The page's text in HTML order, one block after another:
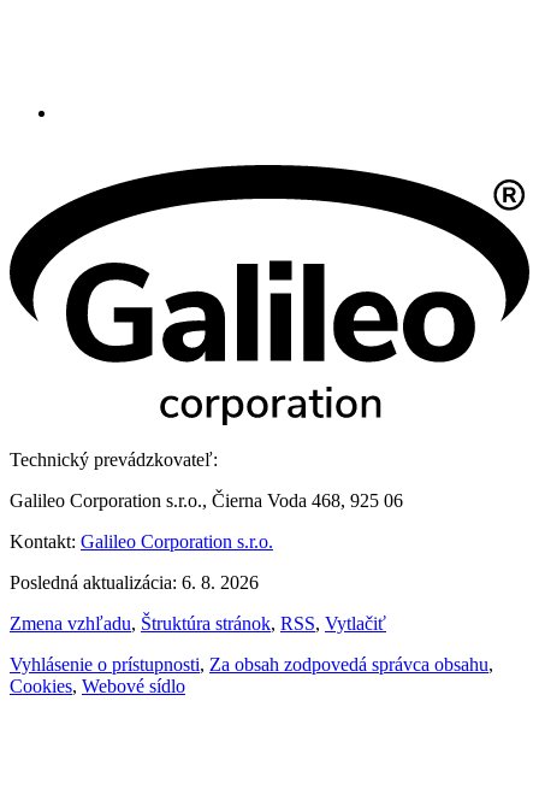
Technický prevádzkovateľ:
Galileo Corporation s.r.o., Čierna Voda 468, 925 06
Kontakt: Galileo Corporation s.r.o.
Posledná aktualizácia: 6. 8. 2026
Zmena vzhľadu, Štruktúra stránok, RSS, Vytlačiť
Vyhlásenie o prístupnosti, Za obsah zodpovedá správca obsahu,
Cookies, Webové sídlo